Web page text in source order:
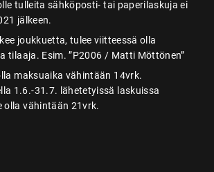
tulleita sähköposti- tai paperilaskuja ei
jälkeen.
joukkuetta, tulee viitteessä olla
tilaaja. Esim. ”P2006 / Matti Möttönen”
maksuaika vähintään 14vrk.
1.6.-31.7. lähetetyissä laskuissa
olla vähintään 21vrk.